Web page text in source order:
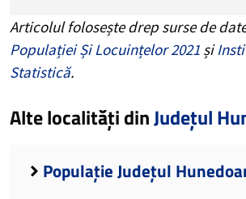
Articolul folosește drep surse de
Populației Și Locuințelor 2021 și
Statistică.
Alte localități dinJudețul
Populație Județul